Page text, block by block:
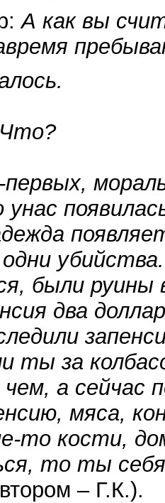
А как вы
время
Что?
первых,
убийства.
были руины
два
за
ты за
а сейчас
мяса,
то кости,
то ты
– Г.К.).